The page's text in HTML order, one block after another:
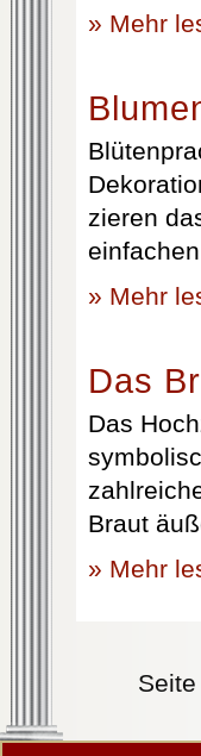
» Mehr
zieren
einfachen
» Mehr
Das
Das
Braut
» Mehr